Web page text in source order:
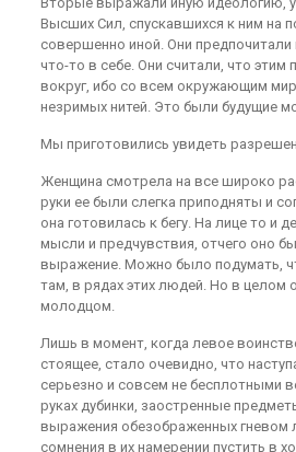
Высших Сил, спускавшихся к ним на
совершенно иной. Они предпочитали
что-то в себе. Они считали, что
вокруг, ибо со всем окружающим
незримых нитей. Это были будущие
Мы приготовились увидеть
Женщина смотрела на все широко
руки ее были слегка приподняты и
она готовилась к бегу. На лице то и
мысли и предчувствия, отчего оно
выражение. Можно было подумать,
там, в рядах этих людей. Но в целом
молодцом.
Лишь в момент, когда левое
стоящее, стало очевидно, что
серьезно и совсем не бесплотными
руках дубинки, заостренные
выражения обезображенных гневом
сомнения в их намерении пустить в